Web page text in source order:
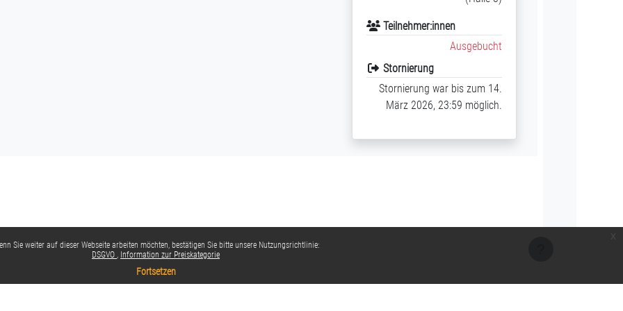
Sie weiter auf dieser Webseite arbeiten möchten, bestätigen Sie bitte unsere Nutzungsrichtlinie:
DSGVO
Information zur Preiskategorie
Fortsetzen
Teilnehmer:innen
Ausgebucht
Stornierung
Stornierung war bis zum 14.
März 2026, 23:59 möglich.